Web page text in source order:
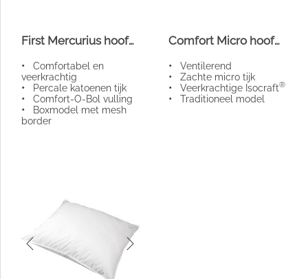
First Mercurius hoofdkussen
• Comfortabel en
veerkrachtig
• Percale katoenen tijk
• Comfort-O-Bol vulling
• Boxmodel met mesh
border
Comfort Micro hoofdkussen 400
• Ventilerend
• Zachte micro tijk
• Veerkrachtige Isocraft®
• Traditioneel model